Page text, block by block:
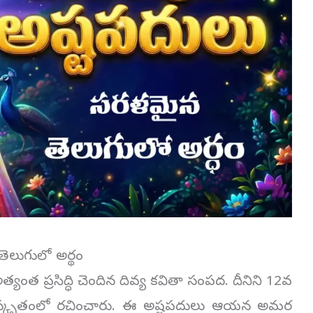
అర్థం
ప్రసిద్ధి చెందిన దివ్య కవితా సంపద. దీనిని 12వ
రచించారు. ఈ అష్టపదులు ఆయన అమర